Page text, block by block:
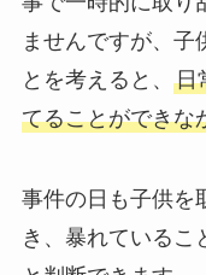
ませんですが、子
とを考えると、 日
てることができな
事件の日も子供を
き、暴れているこ